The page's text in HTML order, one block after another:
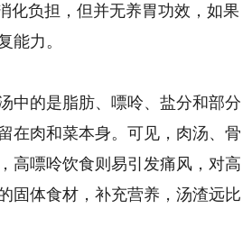
化负担，但并无养胃功效，如果
能力。
的是脂肪、嘌呤、盐分和部分
在肉和菜本身。可见，肉汤、骨
高嘌呤饮食则易引发痛风，对高
固体食材，补充营养，汤渣远比